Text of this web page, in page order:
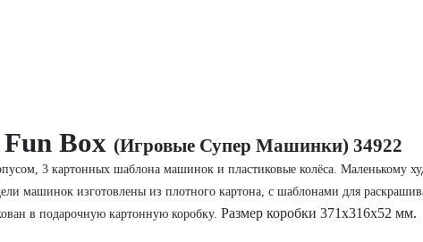
Box (Игровые Супер Машинки) 34922
3 картонных шаблона машинок и пластиковые колёса. Маленькому
машинок изготовлены из плотного картона, с шаблонами для
в подарочную картонную коробку. Размер коробки 371х316х52 мм.